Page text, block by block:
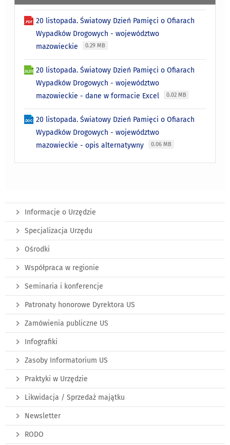
20 listopada. Światowy Dzień Pamięci o Ofiarach
Wypadków Drogowych - województwo
mazowieckie
0.29 MB
20 listopada. Światowy Dzień Pamięci o Ofiarach
Wypadków Drogowych - województwo
mazowieckie - dane w formacie Excel
0.02 MB
20 listopada. Światowy Dzień Pamięci o Ofiarach
Wypadków Drogowych - województwo
mazowieckie - opis alternatywny
0.06 MB
Informacje o Urzędzie
Specjalizacja Urzędu
Ośrodki
Współpraca w regionie
Seminaria i konferencje
Patronaty honorowe Dyrektora US
Zamówienia publiczne US
Infografiki
Zasoby Informatorium US
Praktyki w Urzędzie
Likwidacja / Sprzedaż majątku
Newsletter
RODO